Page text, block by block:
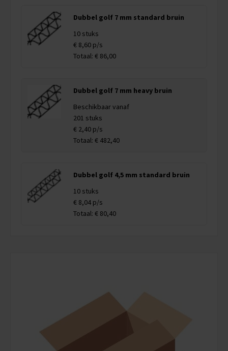
Dubbel golf 7 mm standard bruin
10 stuks
€ 8,60 p/s
Totaal: € 86,00
Dubbel golf 7 mm heavy bruin
Beschikbaar vanaf
201 stuks
€ 2,40 p/s
Totaal: € 482,40
Dubbel golf 4,5 mm standard bruin
10 stuks
€ 8,04 p/s
Totaal: € 80,40